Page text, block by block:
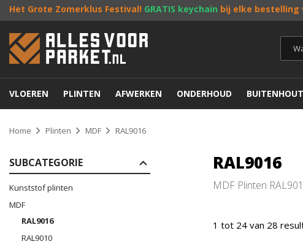
Het Grote Zomerklus Festival! GRATIS keychain bij elke bestelling
VLOEREN PLINTEN AFWERKEN ONDERHOUD BUITENHOUT
Home Plinten MDF RAL9016
SUBCATEGORIE
Kunststof plinten
MDF
RAL9016
RAL9010
RAL9016
MDF Plinten
1 tot 24 van 28